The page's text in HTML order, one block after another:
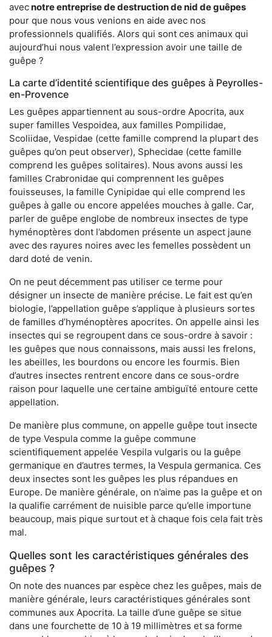
avecnotre entreprise de destruction de nid de guêpes
pour que nous vous venions en aide avec nos
professionnels qualifiés. Alors qui sont ces animaux qui
aujourd’hui nous valent l’expression avoir une taille de
guêpe ?
La carte d’identité scientifique des guêpes à Peyrolles-
en-Provence
Les guêpes appartiennent au sous-ordre Apocrita, aux
super familles Vespoidea, aux familles Pompilidae,
Scoliidae, Vespidae (cette famille comprend la plupart des
guêpes qu’on peut observer), Sphecidae (cette famille
comprend les guêpes solitaires). Nous avons aussi les
familles Crabronidae qui comprennent les guêpes
fouisseuses, la famille Cynipidae qui elle comprend les
guêpes à galle ou encore appelées mouches à galle. Car,
parler de guêpe englobe de nombreux insectes de type
hyménoptères dont l’abdomen présente un aspect jaune
avec des rayures noires avec les femelles possèdent un
dard doté de venin.
On ne peut décemment pas utiliser ce terme pour
désigner un insecte de manière précise. Le fait est qu’en
biologie, l’appellation guêpe s’applique à plusieurs sortes
de familles d’hyménoptères apocrites. On appelle ainsi les
insectes qui se regroupent dans ce sous-ordre à savoir :
les guêpes que nous connaissons, mais aussi les frelons,
les abeilles, les bourdons ou encore les fourmis. Bien
d’autres insectes rentrent encore dans ce sous-ordre
raison pour laquelle une certaine ambiguïté entoure cette
appellation.
De manière plus commune, on appelle guêpe tout insecte
de type Vespula comme la guêpe commune
scientifiquement appelée Vespila vulgaris ou la guêpe
germanique en d’autres termes, la Vespula germanica. Ces
deux insectes sont les guêpes les plus répandues en
Europe. De manière générale, on n’aime pas la guêpe et on
la qualifie carrément de nuisible parce qu’elle importune
beaucoup, mais pique surtout et à chaque fois cela fait très
mal.
Quelles sont les caractéristiques générales des
guêpes ?
On note des nuances par espèce chez les guêpes, mais de
manière générale, leurs caractéristiques générales sont
communes aux Apocrita. La taille d’une guêpe se situe
dans une fourchette de 10 à 19 millimètres et sa forme